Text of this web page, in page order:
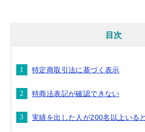
目次
特定商取引法に基づく表示
特商法表記が確認できない
実績を出した人が200名以上いる